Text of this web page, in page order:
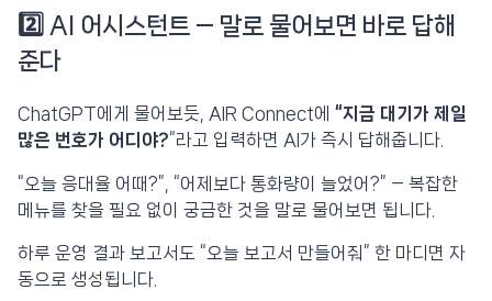
2️⃣ AI 어시스턴트 — 말로 물어보면 바로 답해
준다
ChatGPT에게 물어보듯, AIR Connect에 “지금 대기가 제일
많은 번호가 어디야?“라고 입력하면 AI가 즉시 답해줍니다.
“오늘 응대율 어때?”, “어제보다 통화량이 늘었어?” — 복잡한
메뉴를 찾을 필요 없이 궁금한 것을 말로 물어보면 됩니다.
하루 운영 결과 보고서도 “오늘 보고서 만들어줘” 한 마디면 자
동으로 생성됩니다.